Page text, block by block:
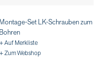
Montage-Set LK-Schrauben zum
Bohren
Auf Merkliste
Zum Webshop